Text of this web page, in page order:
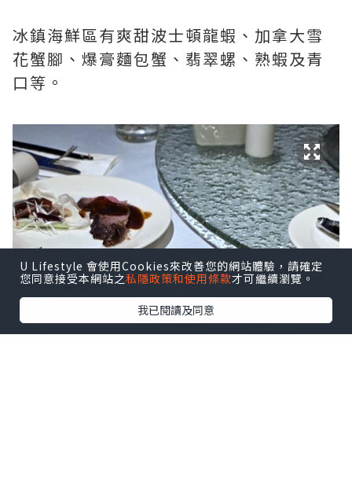
冰鎮海鮮區有爽甜波士頓龍蝦、加拿大雪
花蟹腳、爆膏麵包蟹、翡翠螺、熟蝦及青
口等。
U Lifestyle 會使用Cookies來改善您的網站體驗，請確定
您同意接受本網站之私隱政策和使用條款才可繼續瀏覽。
我已閱讀及同意